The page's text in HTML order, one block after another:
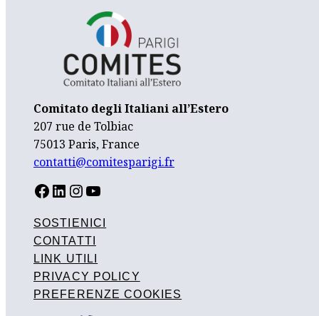
Comitato degli Italiani all’Estero
207 rue de Tolbiac
75013 Paris, France
contatti@comitesparigi.fr
FACEBOOK LINKEDIN INSTAGRAM YOUTUBE
SOSTIENICI
CONTATTI
LINK UTILI
PRIVACY POLICY
PREFERENZE COOKIES